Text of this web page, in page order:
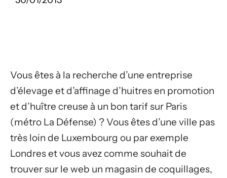
Vous êtes à la recherche d’une entreprise
d’élevage et d’affinage d’huitres en promotion
et d’huître creuse à un bon tarif sur Paris
(métro La Défense) ? Vous êtes d’une ville pas
très loin de Luxembourg ou par exemple
Londres et vous avez comme souhait de
trouver sur le web un magasin de coquillages,